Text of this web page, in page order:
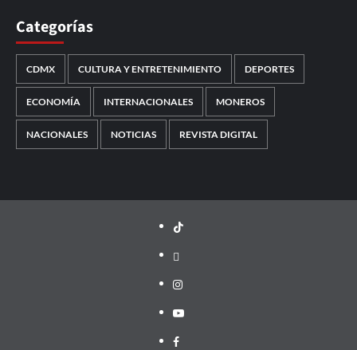
Categorías
CDMX CULTURA Y ENTRETENIMIENTO DEPORTES
ECONOMÍA INTERNACIONALES MONEROS
NACIONALES NOTICIAS REVISTA DIGITAL
TikTok
threads
Instagram
Youtube
Facebook